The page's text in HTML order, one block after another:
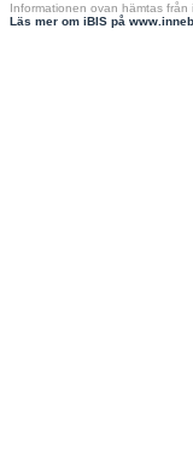
Informationen ovan hämtas
Läs mer om iBIS på